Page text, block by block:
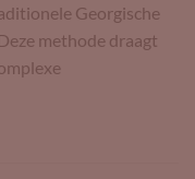
Georgische
methode draagt